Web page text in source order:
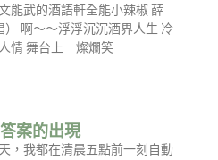
能武的酒語軒全能小辣椒 薛
） 啊～～浮浮沉沉酒界人生 冷
情 舞台上 燦爛笑
案的出現
，我都在清晨五點前一刻自動